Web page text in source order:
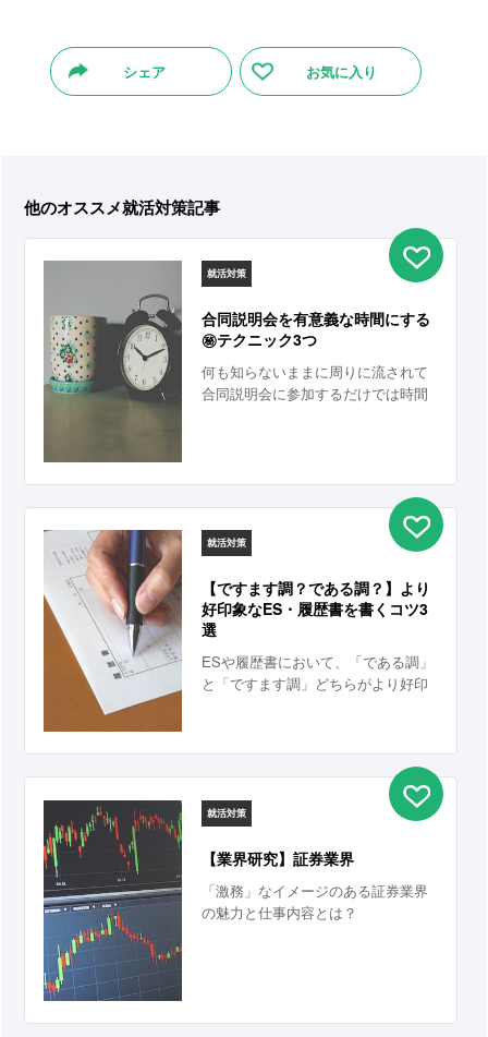
シェア お気に入り
他のオススメ就活対策記事
就活対策
合同説明会を有意義な時間にする
㊙テクニック3つ
何も知らないままに周りに流されて
合同説明会に参加するだけでは時間
就活対策
【ですます調？である調？】より
好印象なES・履歴書を書くコツ3
選
ESや履歴書において、「である調」
と「ですます調」どちらがより好印
ことが適切であるのか。句読点はど
のように活用するのが効果的なの
か。こんな就活生のギモン、すべて
解決します！
就活対策
【業界研究】証券業界
「激務」なイメージのある証券業界
の魅力と仕事内容とは？